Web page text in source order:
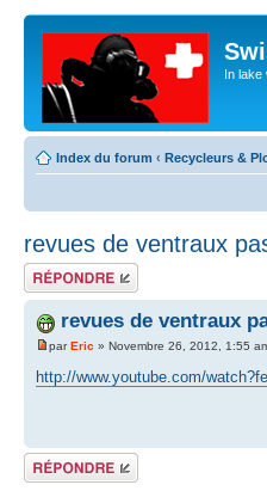
In lake
Index du forum ‹ Recycleurs &
revues de ventraux
Répondre
revues de ventraux
parEric » Novembre 26, 2012, 1:55
http://www.youtube.com/
Répondre